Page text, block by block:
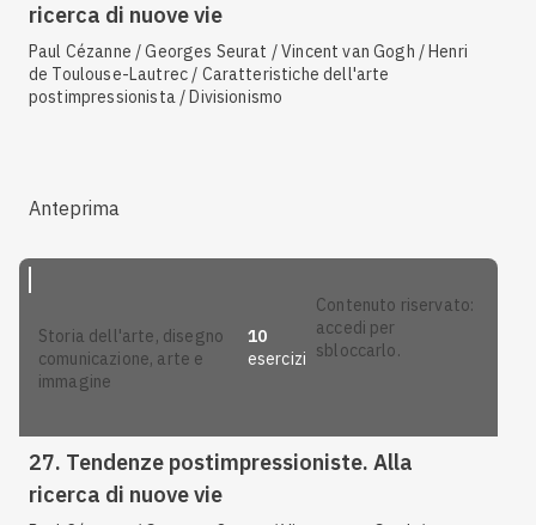
ricerca di nuove vie
Paul Cézanne / Georges Seurat / Vincent van Gogh / Henri
de Toulouse-Lautrec / Caratteristiche dell'arte
postimpressionista / Divisionismo
Anteprima
storia dell'arte, disegno
comunicazione, arte e
immagine
10
esercizi
contenuto riservato:
accedi per
sbloccarlo.
27. Tendenze postimpressioniste. Alla
ricerca di nuove vie